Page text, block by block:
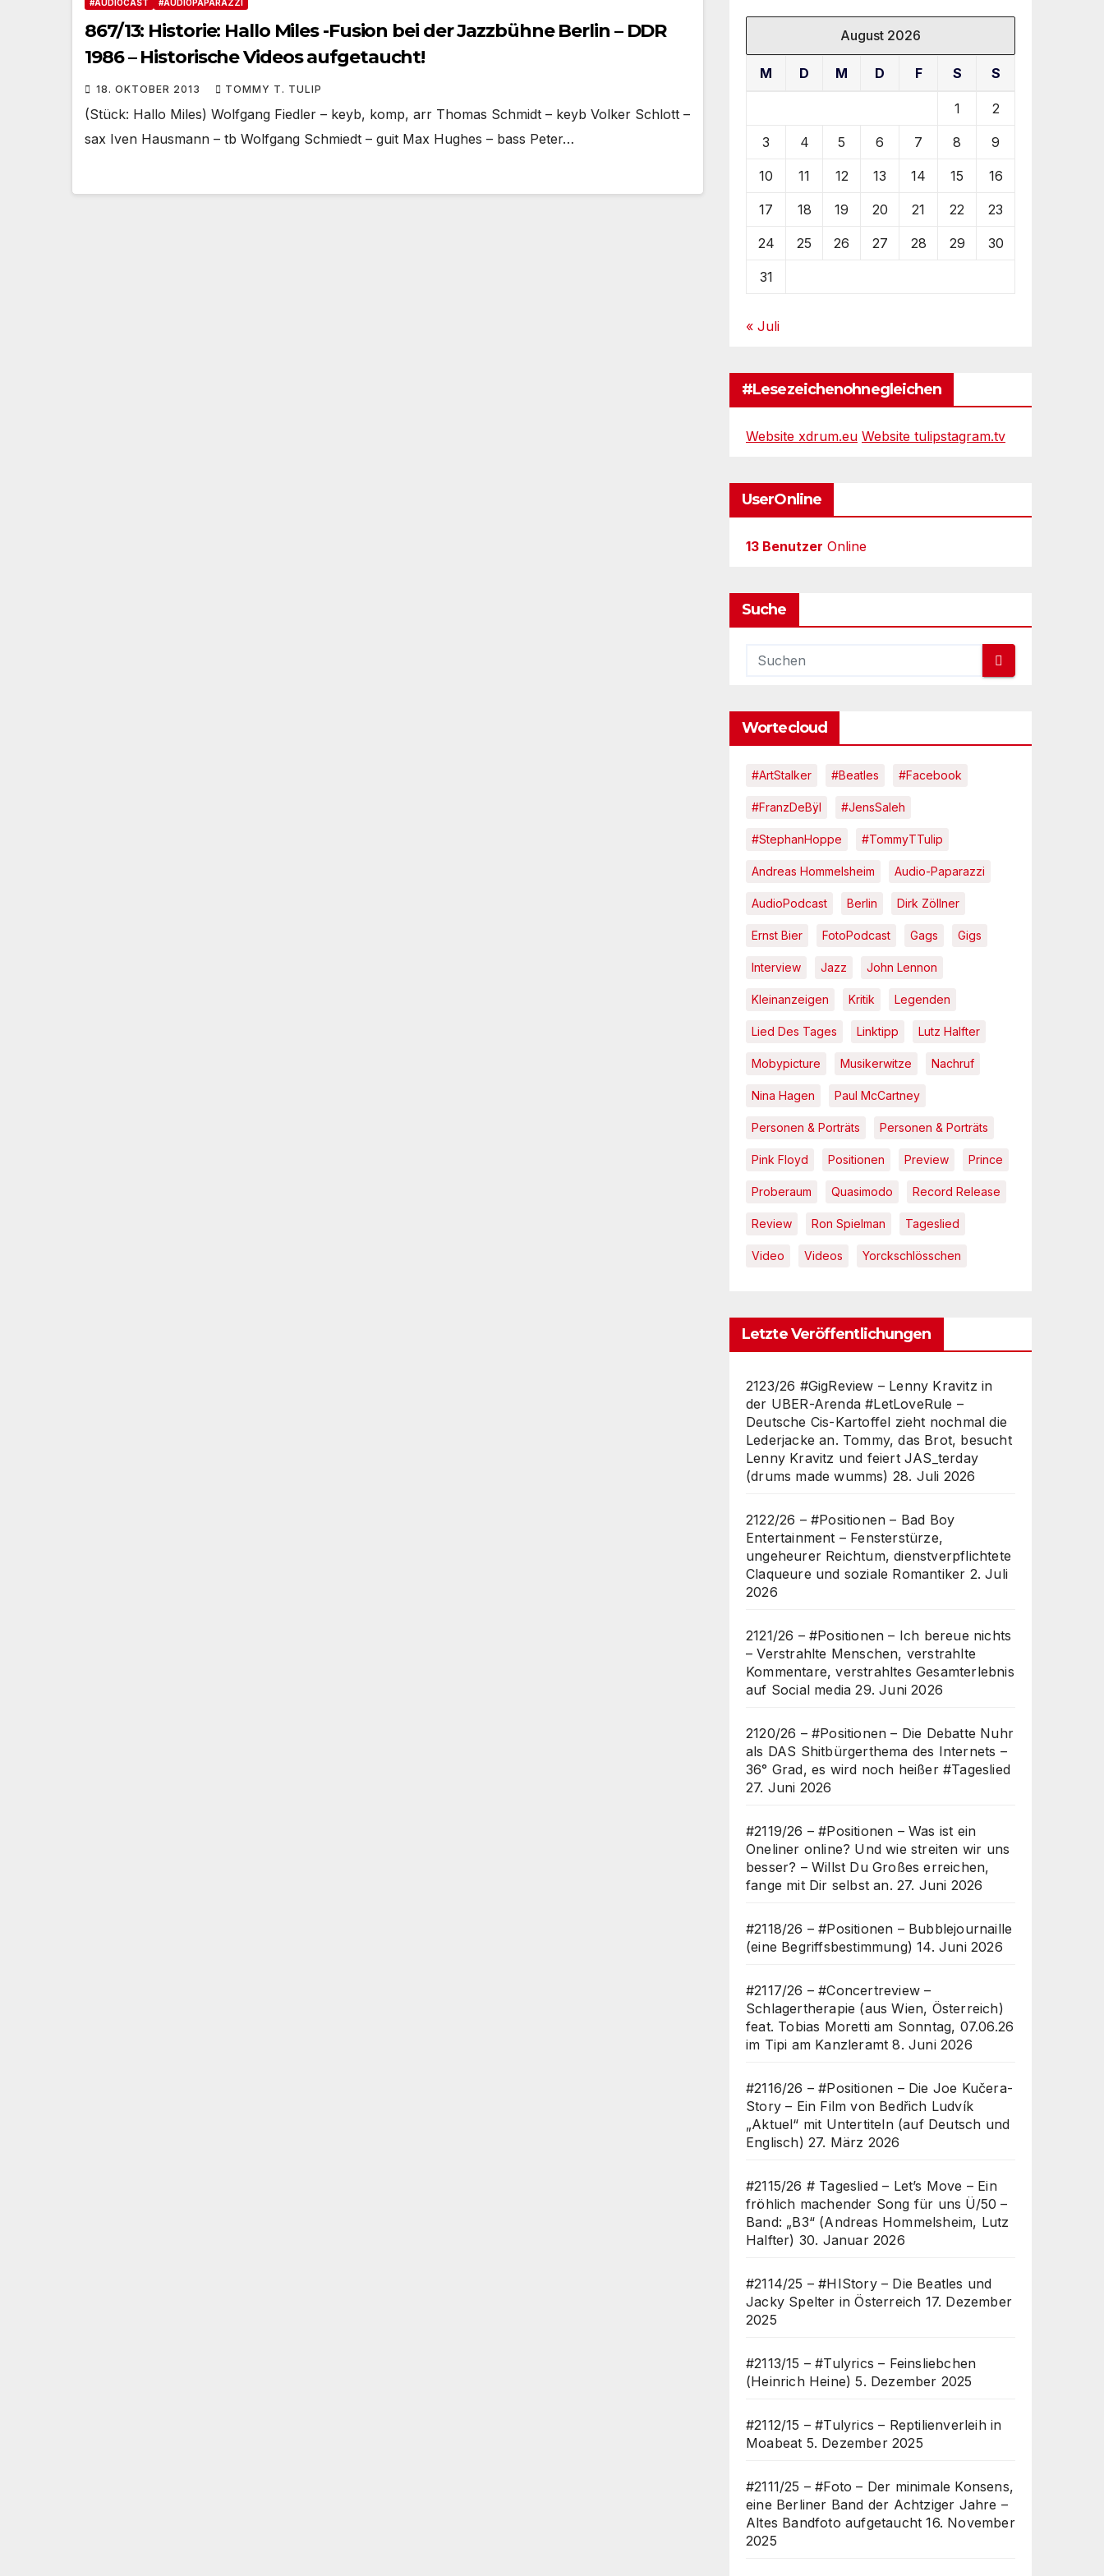
#AUDIOCAST #AUDIOPAPARAZZI
867/13: Historie: Hallo Miles -Fusion bei der Jazzbühne Berlin – DDR
1986 – Historische Videos aufgetaucht!
18. OKTOBER 2013 TOMMY T. TULIP
(Stück: Hallo Miles) Wolfgang Fiedler – keyb, komp, arr Thomas Schmidt – keyb Volker Schlott –
sax Iven Hausmann – tb Wolfgang Schmiedt – guit Max Hughes – bass Peter…
August 2026
M D M D F S S
1 2
3 4 5 6 7 8 9
10 11 12 13 14 15 16
17 18 19 20 21 22 23
24 25 26 27 28 29 30
31
« Juli
#Lesezeichenohnegleichen
Website xdrum.eu Website tulipstagram.tv
UserOnline
13 Benutzer Online
Suche
Wortecloud
#ArtStalker #Beatles #Facebook
#FranzDeBÿl #JensSaleh
#StephanHoppe #TommyTTulip
Andreas Hommelsheim Audio-Paparazzi
AudioPodcast Berlin Dirk Zöllner
Ernst Bier FotoPodcast Gags Gigs
Interview Jazz John Lennon
Kleinanzeigen Kritik Legenden
Lied Des Tages Linktipp Lutz Halfter
Mobypicture Musikerwitze Nachruf
Nina Hagen Paul McCartney
Personen & Porträts Personen & Porträts
Pink Floyd Positionen Preview Prince
Proberaum Quasimodo Record Release
Review Ron Spielman Tageslied
Video Videos Yorckschlösschen
Letzte Veröffentlichungen
2123/26 #GigReview – Lenny Kravitz in
der UBER-Arenda #LetLoveRule –
Deutsche Cis-Kartoffel zieht nochmal die
Lederjacke an. Tommy, das Brot, besucht
Lenny Kravitz und feiert JAS_terday
(drums made wumms) 28. Juli 2026
2122/26 – #Positionen – Bad Boy
Entertainment – Fensterstürze,
ungeheurer Reichtum, dienstverpflichtete
Claqueure und soziale Romantiker 2. Juli
2026
2121/26 – #Positionen – Ich bereue nichts
– Verstrahlte Menschen, verstrahlte
Kommentare, verstrahltes Gesamterlebnis
auf Social media 29. Juni 2026
2120/26 – #Positionen – Die Debatte Nuhr
als DAS Shitbürgerthema des Internets –
36° Grad, es wird noch heißer #Tageslied
27. Juni 2026
#2119/26 – #Positionen – Was ist ein
Oneliner online? Und wie streiten wir uns
besser? – Willst Du Großes erreichen,
fange mit Dir selbst an. 27. Juni 2026
#2118/26 – #Positionen – Bubblejournaille
(eine Begriffsbestimmung) 14. Juni 2026
#2117/26 – #Concertreview –
Schlagertherapie (aus Wien, Österreich)
feat. Tobias Moretti am Sonntag, 07.06.26
im Tipi am Kanzleramt 8. Juni 2026
#2116/26 – #Positionen – Die Joe Kučera-
Story – Ein Film von Bedřich Ludvík
„Aktuel“ mit Untertiteln (auf Deutsch und
Englisch) 27. März 2026
#2115/26 # Tageslied – Let’s Move – Ein
fröhlich machender Song für uns Ü/50 –
Band: „B3“ (Andreas Hommelsheim, Lutz
Halfter) 30. Januar 2026
#2114/25 – #HIStory – Die Beatles und
Jacky Spelter in Österreich 17. Dezember
2025
#2113/15 – #Tulyrics – Feinsliebchen
(Heinrich Heine) 5. Dezember 2025
#2112/15 – #Tulyrics – Reptilienverleih in
Moabeat 5. Dezember 2025
#2111/25 – #Foto – Der minimale Konsens,
eine Berliner Band der Achtziger Jahre –
Altes Bandfoto aufgetaucht 16. November
2025